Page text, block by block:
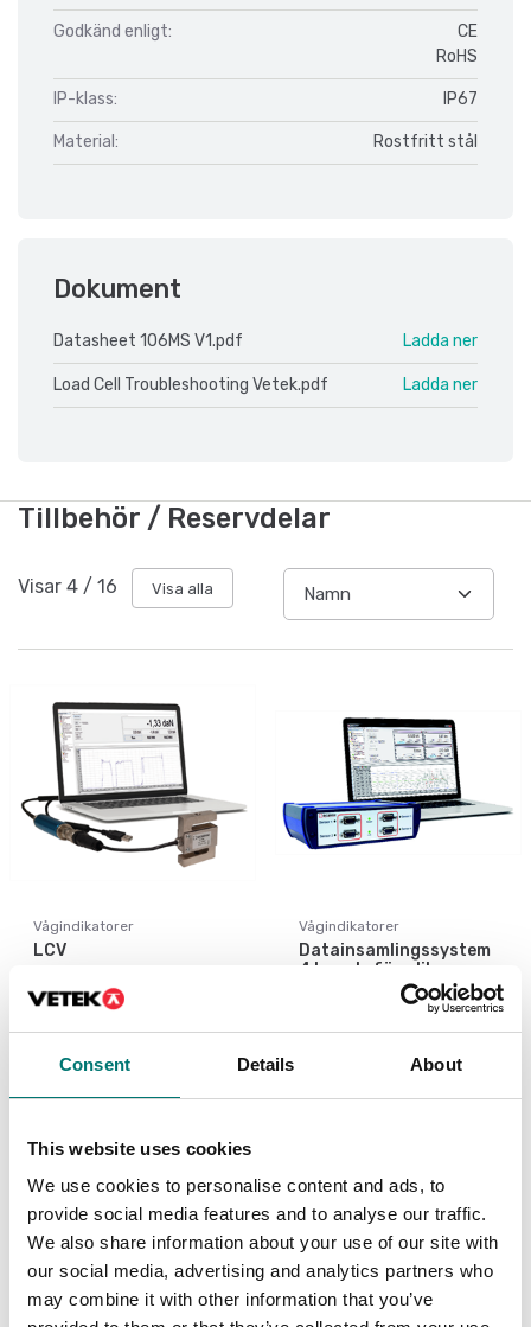
Consent Details About
This website uses cookies
We use cookies to personalise content and ads, to
provide social media features and to analyse our traffic.
We also share information about your use of our site with
our social media, advertising and analytics partners who
may combine it with other information that you’ve
Godkänd enligt:
CE
RoHS
IP-klass: IP67
Material: Rostfritt stål
Dokument
Datasheet 106MS V1.pdf Ladda ner
Load Cell Troubleshooting Vetek.pdf Ladda ner
Tillbehör / Reservdelar
Visar 4 / 16 Visa alla
Vågindikatorer
LCV
Finns i flera varianter
Vågindikatorer
Datainsamlingssystem
4 kanals för olika
ingångar, se options